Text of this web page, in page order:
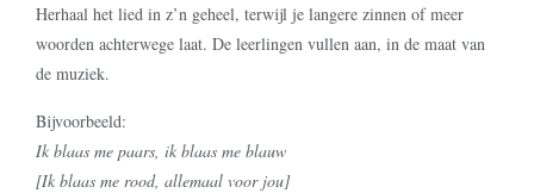
Herhaal het lied in z’n geheel, terwijl je langere zinnen of meer
woorden achterwege laat. De leerlingen vullen aan, in de maat van
de muziek.
Bijvoorbeeld:
Ik blaas me paars, ik blaas me blauw
[Ik blaas me rood, allemaal voor jou]